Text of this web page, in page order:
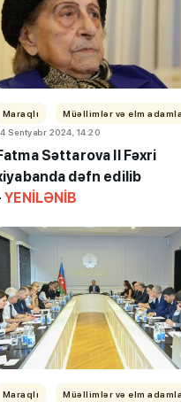
Maraqlı
Müəllimlər və elm
Sentyabr 2024, 14:20
Səttarova II Fəxri
dəfn edilib
YENİLƏNİB
Maraqlı
Müəllimlər və elm